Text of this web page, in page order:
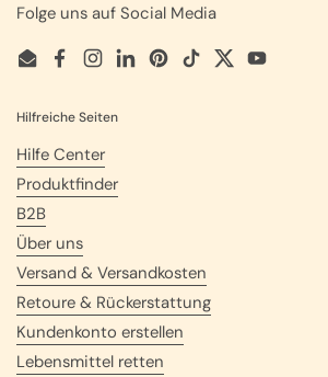
Folge uns auf Social Media
EmailFacebook
Instagram
LinkedInPinterest
TikTokTwitterYouTube
Hilfreiche Seiten
Hilfe Center
Produktfinder
B2B
Über uns
Versand & Versandkosten
Retoure & Rückerstattung
Kundenkonto erstellen
Lebensmittel retten